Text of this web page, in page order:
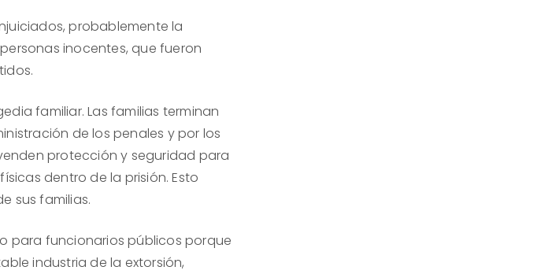
probablemente la
inocentes, que fueron
familiar. Las familias terminan
de los penales y por los
protección y seguridad para
dentro de la prisión. Esto
sus familias.
para funcionarios públicos porque
industria de la extorsión,